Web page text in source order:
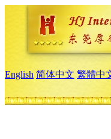
English 简体中文 繁體中